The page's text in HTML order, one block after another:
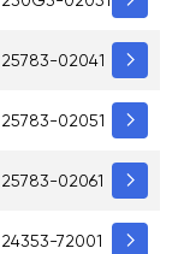
25783-02041
25783-02051
25783-02061
24353-72001